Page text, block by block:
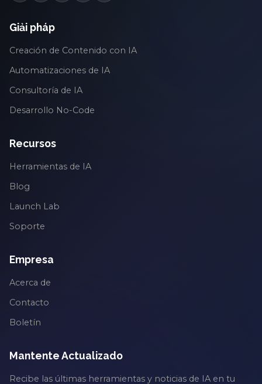
Giải pháp
Creación de Contenido con IA
Automatizaciones de IA
Consultoría de IA
Desarrollo No-Code
Recursos
Herramientas de IA
Blog
Launch Lab
Soporte
Empresa
Acerca de
Contacto
Boletín
Mantente Actualizado
Recibe las últimas herramientas y noticias de IA en tu